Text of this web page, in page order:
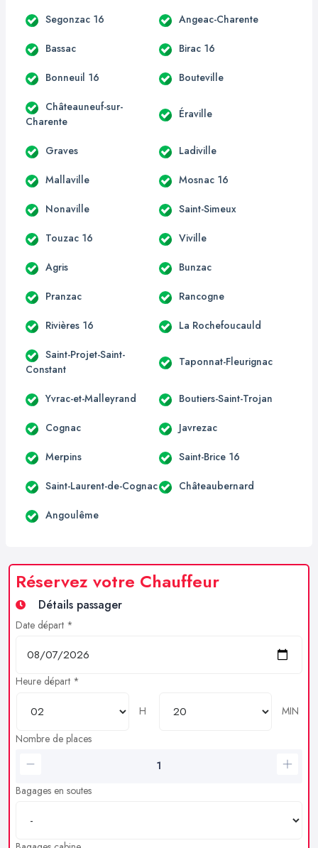
Segonzac 16 Angeac-Charente
Bassac Birac 16
Bonneuil 16 Bouteville
Châteauneuf-sur-
Charente
Éraville
Graves Ladiville
Mallaville Mosnac 16
Nonaville Saint-Simeux
Touzac 16 Viville
Agris Bunzac
Pranzac Rancogne
Rivières 16 La Rochefoucauld
Saint-Projet-Saint-
Constant
Taponnat-Fleurignac
Yvrac-et-Malleyrand Boutiers-Saint-Trojan
Cognac Javrezac
Merpins Saint-Brice 16
Saint-Laurent-de-Cognac Châteaubernard
Angoulême
Réservez votre Chauffeur
Détails passager
Date départ *
Heure départ *
H
MIN
Nombre de places
Bagages en soutes